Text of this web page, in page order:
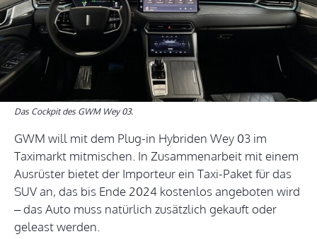
Das Cockpit des GWM Wey 03.
GWM will mit dem Plug-in Hybriden Wey 03 im
Taximarkt mitmischen. In Zusammenarbeit mit einem
Ausrüster bietet der Importeur ein Taxi-Paket für das
SUV an, das bis Ende 2024 kostenlos angeboten wird
– das Auto muss natürlich zusätzlich gekauft oder
geleast werden.